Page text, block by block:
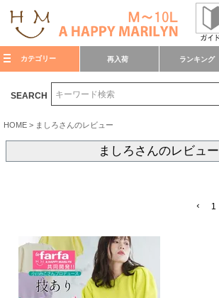
カテゴリー 再入荷 ランキング
SEARCH
HOME ましろさんのレビュー
ましろさんのレビュー
1